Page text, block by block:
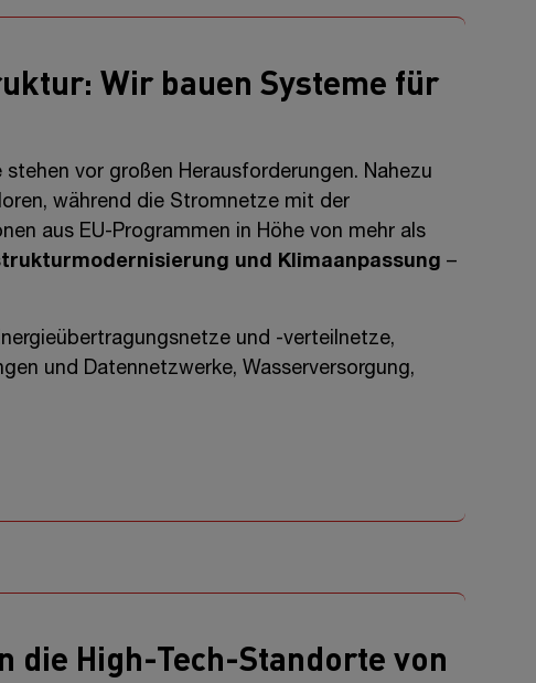
Wir bauen Systeme für
vor großen Herausforderungen. Nahezu
während die Stromnetze mit der
aus EU-Programmen in Höhe von mehr als
und Klimaanpassung –
und -verteilnetze,
und Datennetzwerke, Wasserversorgung,
die High-Tech-Standorte von